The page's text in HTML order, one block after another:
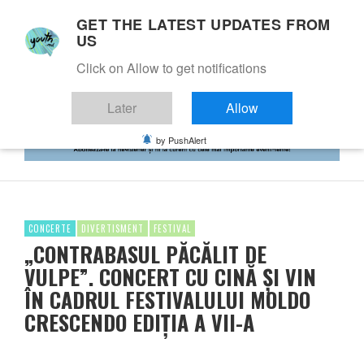
CONCERTE DIVERTISMENT FESTIVAL
„CONTRABASUL PĂCĂLIT DE
VULPE”. CONCERT CU CINĂ ȘI VIN
ÎN CADRUL FESTIVALULUI MOLDO
CRESCENDO EDIȚIA A VII-A
GET THE LATEST UPDATES FROM
US
Click on Allow to get notifications
Later Allow
by PushAlert